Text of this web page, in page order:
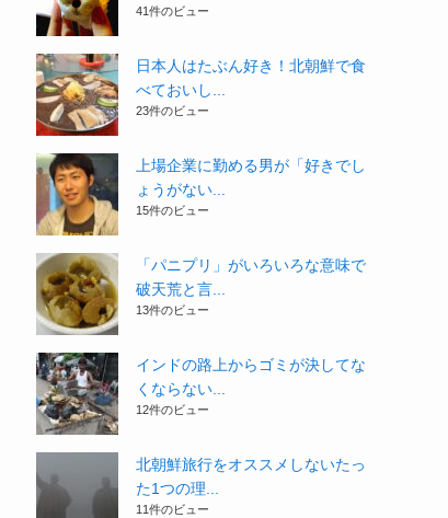
41件のビュー
日本人はたぶん好き！北朝鮮で食
べておいし...
23件のビュー
上場企業に勤める男が「好きでし
ょうがない...
15件のビュー
「パニプリ」がいろいろな意味で
破天荒と言...
13件のビュー
インドの路上からゴミが決してな
くならない...
12件のビュー
北朝鮮旅行をオススメしないたっ
た1つの理...
11件のビュー